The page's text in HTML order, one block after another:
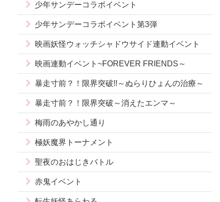
少年サンデーコラボイベント
少年サンデーコラボイベント第3弾
映画妖怪ウォッチシャドウサイド連動イベント
映画連動イベント~FOREVER FRIENDS～
暴走寸前？！限界突破!!～ぬらりひょんの治療～
暴走寸前？！限界突破～消えたエンマ～
梅雨のあやかし通り
極妖魔界トーナメント
聖夜のおはじきバトル
赤鬼イベント